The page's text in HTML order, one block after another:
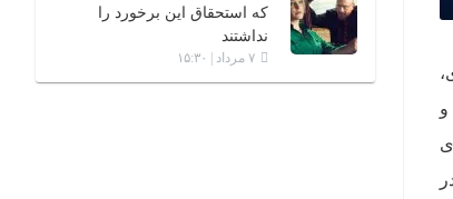
که استحقاق این برخورد را
نداشتند
۷ مرداد | ۱۵:۳۰